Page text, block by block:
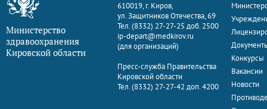
Министерство
здравоохранения
Кировской области
610019, г. Киров,
ул. Защитников Отечества, 69
Тел. (8332) 27-27-25 доб. 2500
ip-depart@medkirov.ru
(для организаций)
Пресс-служба Правительства
Кировской области
Тел. (8332) 27-27-42 доп. 4200
Конкурсы
Вакансии
Новости